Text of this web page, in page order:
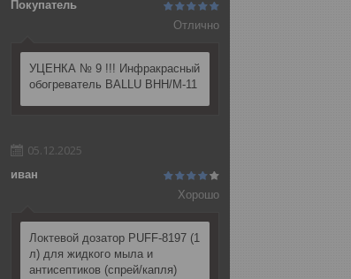
Покупатель
Отлично
УЦЕНКА № 9 !!! Инфракрасный
обогреватель BALLU BHH/M-11
05.12.2025
иван
Хорошо
Локтевой дозатор PUFF-8197 (1
л) для жидкого мыла и
антисептиков (спрей/капля)